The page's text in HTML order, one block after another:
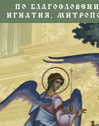
ПО
ИГНАТИЯ,